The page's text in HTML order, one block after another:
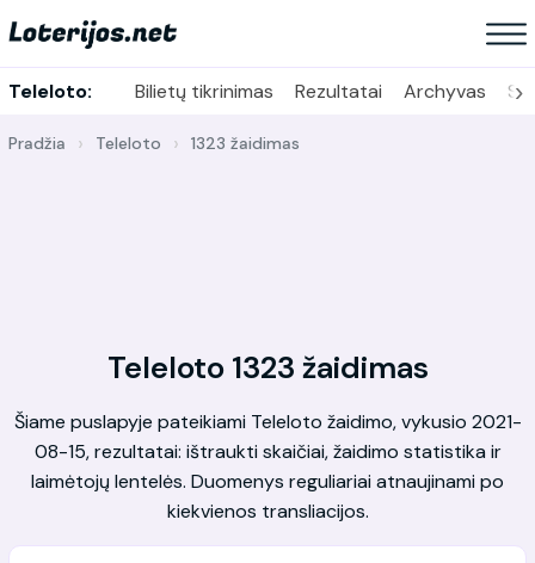
Teleloto: Bilietų tikrinimas Rezultatai Archyvas ›
Pradžia Teleloto 1323 žaidimas
Teleloto 1323 žaidimas
Šiame puslapyje pateikiami Teleloto žaidimo, vykusio 2021-
08-15, rezultatai: ištraukti skaičiai, žaidimo statistika ir
laimėtojų lentelės. Duomenys reguliariai atnaujinami po
kiekvienos transliacijos.